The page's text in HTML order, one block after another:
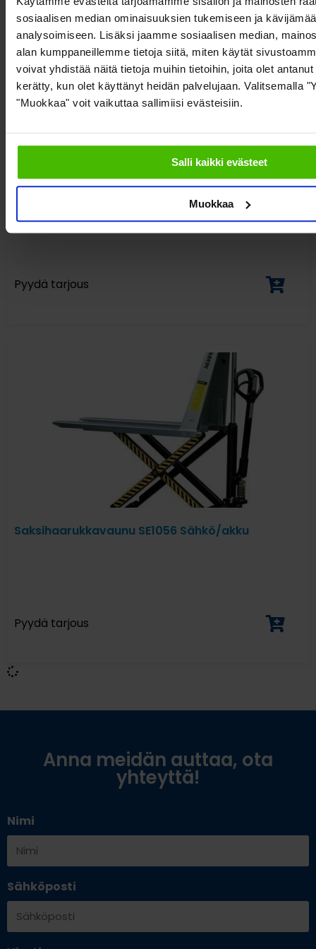
sosiaalisen median ominaisuuksien tukemiseen ja
analysoimiseen. Lisäksi jaamme sosiaalisen median,
alan kumppaneillemme tietoja siitä, miten käytät
voivat yhdistää näitä tietoja muihin tietoihin, joita olet
kerätty, kun olet käyttänyt heidän palvelujaan. Valitsemalla
"Muokkaa" voit vaikuttaa sallimiisi evästeisiin.
Salli kaikki evästeet
Muokkaa
Tynnyrikärry KM145740
Pyydä tarjous
Saksihaarukkavaunu SE1056 Sähkö/akku
Pyydä tarjous
Anna meidän auttaa, ota
yhteyttä!
Nimi
Sähköposti